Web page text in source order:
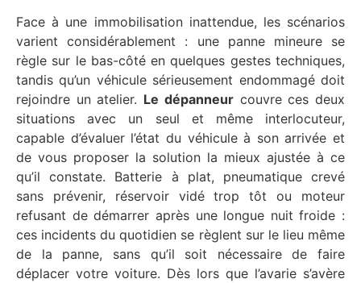
Face à une immobilisation inattendue, les scénarios
varient considérablement : une panne mineure se
règle sur le bas-côté en quelques gestes techniques,
tandis qu’un véhicule sérieusement endommagé doit
rejoindre un atelier. Le dépanneurcouvre ces deux
situations avec un seul et même interlocuteur,
capable d’évaluer l’état du véhicule à son arrivée et
de vous proposer la solution la mieux ajustée à ce
qu’il constate. Batterie à plat, pneumatique crevé
sans prévenir, réservoir vidé trop tôt ou moteur
refusant de démarrer après une longue nuit froide :
ces incidents du quotidien se règlent sur le lieu même
de la panne, sans qu’il soit nécessaire de faire
déplacer votre voiture. Dès lors que l’avarie s’avère